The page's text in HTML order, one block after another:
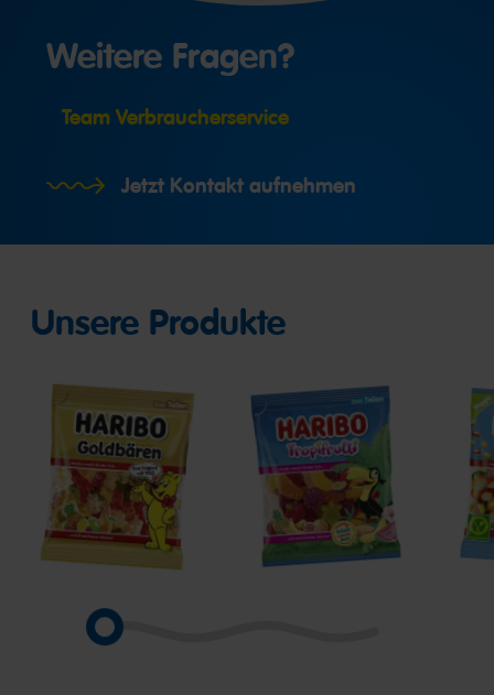
Weitere Fragen?
Team Verbraucherservice
Jetzt Kontakt aufnehmen
Unsere Produkte
Goldbären Tropifrutti